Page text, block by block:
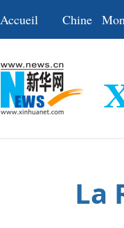
Accueil Chine
La